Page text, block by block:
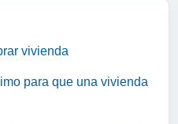
vivienda
para que una vivienda